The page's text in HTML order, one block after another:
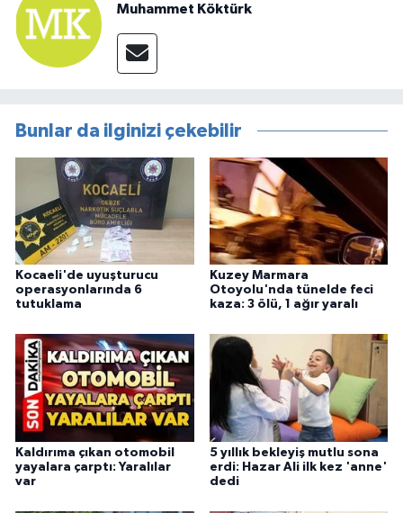
Muhammet Köktürk
Bunlar da ilginizi çekebilir
Kocaeli'de uyuşturucu
operasyonlarında 6
tutuklama
Kuzey Marmara
Otoyolu'nda tünelde feci
kaza: 3 ölü, 1 ağır yaralı
Kaldırıma çıkan otomobil
yayalara çarptı: Yaralılar
var
5 yıllık bekleyiş mutlu sona
erdi: Hazar Ali ilk kez 'anne'
dedi